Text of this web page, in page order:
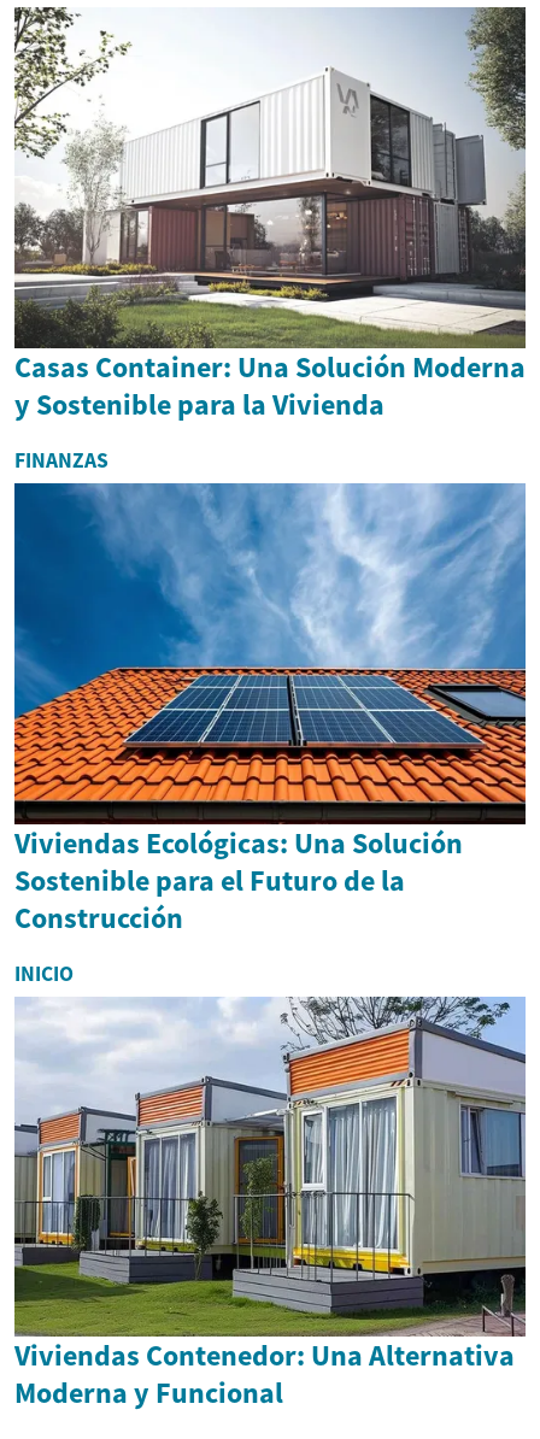
Casas Container: Una Solución Moderna
y Sostenible para la Vivienda
FINANZAS
Viviendas Ecológicas: Una Solución
Sostenible para el Futuro de la
Construcción
INICIO
Viviendas Contenedor: Una Alternativa
Moderna y Funcional